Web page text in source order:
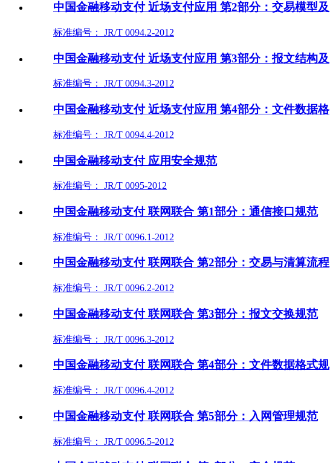
中国金融移动支付 近场支付应用 第2部分：交易模型及
标准编号： JR/T 0094.2-2012
中国金融移动支付 近场支付应用 第3部分：报文结构及
标准编号： JR/T 0094.3-2012
中国金融移动支付 近场支付应用 第4部分：文件数据格
标准编号： JR/T 0094.4-2012
中国金融移动支付 应用安全规范
标准编号： JR/T 0095-2012
中国金融移动支付 联网联合 第1部分：通信接口规范
标准编号： JR/T 0096.1-2012
中国金融移动支付 联网联合 第2部分：交易与清算流程
标准编号： JR/T 0096.2-2012
中国金融移动支付 联网联合 第3部分：报文交换规范
标准编号： JR/T 0096.3-2012
中国金融移动支付 联网联合 第4部分：文件数据格式规
标准编号： JR/T 0096.4-2012
中国金融移动支付 联网联合 第5部分：入网管理规范
标准编号： JR/T 0096.5-2012